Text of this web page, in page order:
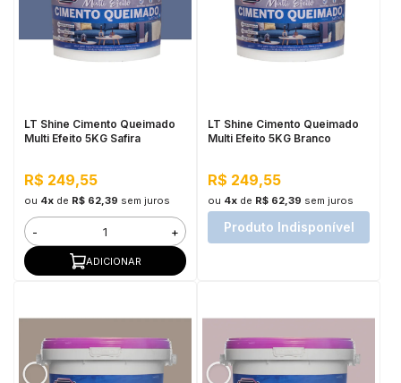
LT Shine Cimento Queimado
Multi Efeito 5KG Safira
R$ 249,55
ou 4xde R$ 62,39 sem juros
- +
ADICIONAR
LT Shine Cimento Queimado
Multi Efeito 5KG Branco
R$ 249,55
ou 4xde R$ 62,39 sem juros
Produto Indisponível